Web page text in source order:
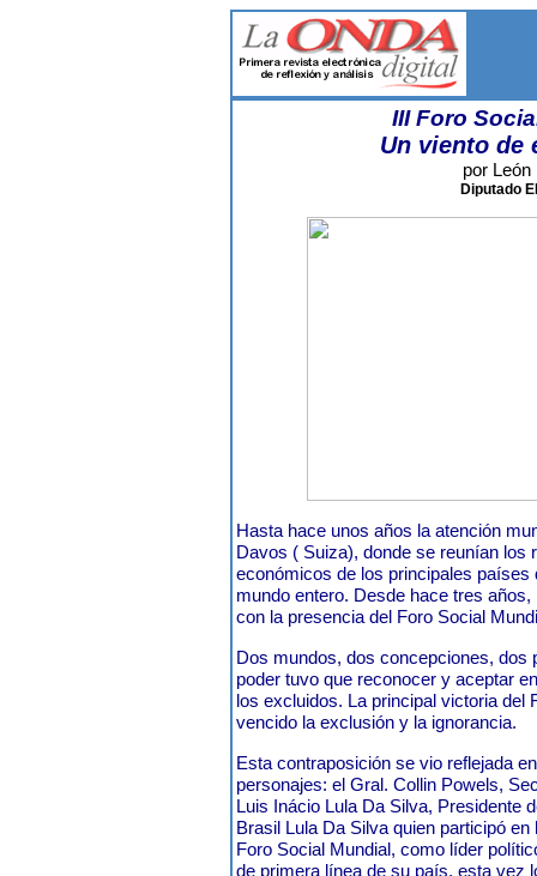
III Foro
Un viento de
por León
Diputado
Hasta hace unos años la atención
Davos ( Suiza), donde se reunían los
económicos de los principales países
mundo entero. Desde hace tres
con la presencia del Foro Social
Dos mundos, dos concepciones, dos
poder tuvo que reconocer y aceptar
los excluidos. La principal victoria del
vencido la exclusión y la ignorancia.
Esta contraposición se vio reflejada
personajes: el Gral. Collin Powels,
Luis Inácio Lula Da Silva, Presidente
Brasil Lula Da Silva quien participó
Foro Social Mundial, como líder
de primera línea de su país, esta vez